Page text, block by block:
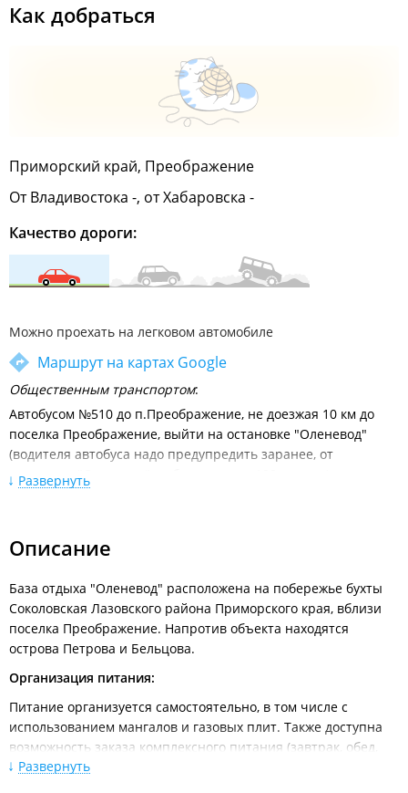
Как добраться
Приморский край, Преображение
От Владивостока -, от Хабаровска -
Качество дороги:
Можно проехать на легковом автомобиле
Маршрут на картах Google
Общественным транспортом:
Автобусом №510 до п.Преображение, не доезжая 10 км до
поселка Преображение, выйти на остановке "Оленевод"
(водителя автобуса надо предупредить заранее, от
остановки "Оленевод" до базы отдыха 100 метров).
Личным автотранспортом:
(через 5 км) поворот налево на Партизанск. Далее 80 км до
п.Углекаменск, затем направо по основной дороге (она же
идет в Находку и в Партизанск), через 1,5км поворот налево
(дорога на Лазо). Через 3,7км на развилке налево (затем
Развернуть
Описание
База отдыха "Оленевод" расположена на побережье бухты
Соколовская Лазовского района Приморского края, вблизи
поселка Преображение. Напротив объекта находятся
острова Петрова и Бельцова.
Организация питания:
Питание организуется самостоятельно, в том числе с
использованием мангалов и газовых плит. Также доступна
возможность заказа комплексного питания (завтрак, обед,
ужин) в столовой на территории.
Развернуть